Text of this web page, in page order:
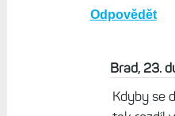
Cena je
mají tlačítka,